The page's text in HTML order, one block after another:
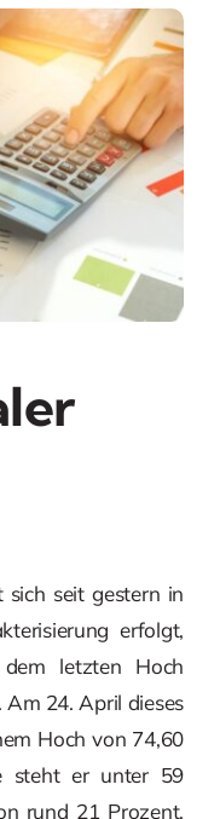
seit gestern in
erfolgt,
letzten Hoch
24. April dieses
Hoch von 74,60
steht er unter 59
rund 21 Prozent.